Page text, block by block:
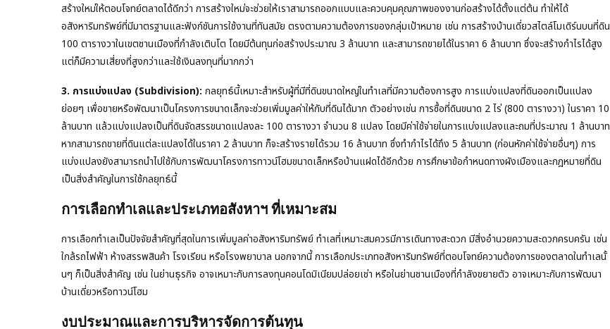
สร้างใหม่ให้ตอบโจทย์ตลาดได้ดีกว่า การสร้างใหม่จะช่วยให้เราสามารถออกแบบและควบคุมคุณภาพของงานก่อสร้างได้ตั้งแต่ต้น ทำให้ได้
อสังหาริมทรัพย์ที่มีมาตรฐานและฟังก์ชันการใช้งานที่ทันสมัย ตรงตามความต้องการของกลุ่มเป้าหมาย เช่น การสร้างบ้านเดี่ยวสไตล์โมเดิร์นบนที่ดิน
100 ตารางวาในเขตชานเมืองที่กำลังเติบโต โดยมีต้นทุนก่อสร้างประมาณ 3 ล้านบาท และสามารถขายได้ในราคา 6 ล้านบาท ซึ่งจะสร้างกำไรได้สูง
แต่ก็มีความเสี่ยงที่สูงกว่าและใช้เงินลงทุนที่มากกว่า
3. การแบ่งแปลง (Subdivision): กลยุทธ์นี้เหมาะสำหรับผู้ที่มีที่ดินขนาดใหญ่ในทำเลที่มีความต้องการสูง การแบ่งแปลงที่ดินออกเป็นแปลง
ย่อยๆ เพื่อขายหรือพัฒนาเป็นโครงการขนาดเล็กจะช่วยเพิ่มมูลค่าให้กับที่ดินได้มาก ตัวอย่างเช่น การซื้อที่ดินขนาด 2 ไร่ (800 ตารางวา) ในราคา 10
ล้านบาท แล้วแบ่งแปลงเป็นที่ดินจัดสรรขนาดแปลงละ 100 ตารางวา จำนวน 8 แปลง โดยมีค่าใช้จ่ายในการแบ่งแปลงและถมที่ประมาณ 1 ล้านบาท
หากสามารถขายที่ดินแต่ละแปลงได้ในราคา 2 ล้านบาท ก็จะสร้างรายได้รวม 16 ล้านบาท ซึ่งทำกำไรได้ถึง 5 ล้านบาท (ก่อนหักค่าใช้จ่ายอื่นๆ) การ
แบ่งแปลงยังสามารถนำไปใช้กับการพัฒนาโครงการทาวน์โฮมขนาดเล็กหรือบ้านแฝดได้อีกด้วย การศึกษาข้อกำหนดทางผังเมืองและกฎหมายที่ดิน
เป็นสิ่งสำคัญในการใช้กลยุทธ์นี้
การเลือกทำเลและประเภทอสังหาฯ ที่เหมาะสม
การเลือกทำเลเป็นปัจจัยสำคัญที่สุดในการเพิ่มมูลค่าอสังหาริมทรัพย์ ทำเลที่เหมาะสมควรมีการเดินทางสะดวก มีสิ่งอำนวยความสะดวกครบครัน เช่น
ใกล้รถไฟฟ้า ห้างสรรพสินค้า โรงเรียน หรือโรงพยาบาล นอกจากนี้ การเลือกประเภทอสังหาริมทรัพย์ที่ตอบโจทย์ความต้องการของตลาดในทำเลนั้
นๆ ก็เป็นสิ่งสำคัญ เช่น ในย่านธุรกิจ อาจเหมาะกับการลงทุนคอนโดมิเนียมปล่อยเช่า หรือในย่านชานเมืองที่กำลังขยายตัว อาจเหมาะกับการพัฒนา
บ้านเดี่ยวหรือทาวน์โฮม
งบประมาณและการบริหารจัดการต้นทุน